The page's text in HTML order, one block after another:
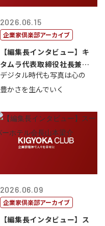
2026.06.15
企業家倶楽部アーカイブ
【編集長インタビュー】キ
タムラ代表取締役社長兼Ｃ
ＯＯ 武川 ...
デジタル時代も写真は心の
豊かさを生んでいく
2026.06.09
企業家倶楽部アーカイブ
【編集長インタビュー】ス